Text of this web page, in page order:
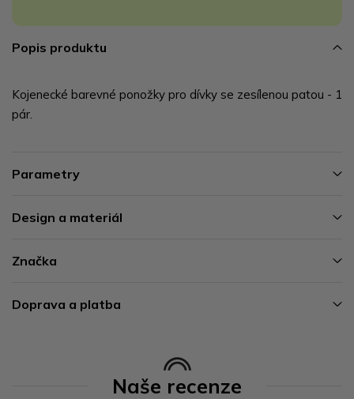
Popis produktu
Kojenecké barevné ponožky pro dívky se zesílenou patou - 1
pár.
Parametry
Design a materiál
Značka
Doprava a platba
Naše recenze